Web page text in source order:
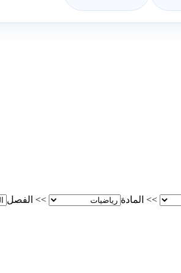
>> المادة >> الفصل